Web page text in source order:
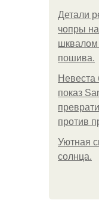
Детали
чопры
шквалом
пошива.
Невеста
показ
против
Уютная
солнца.